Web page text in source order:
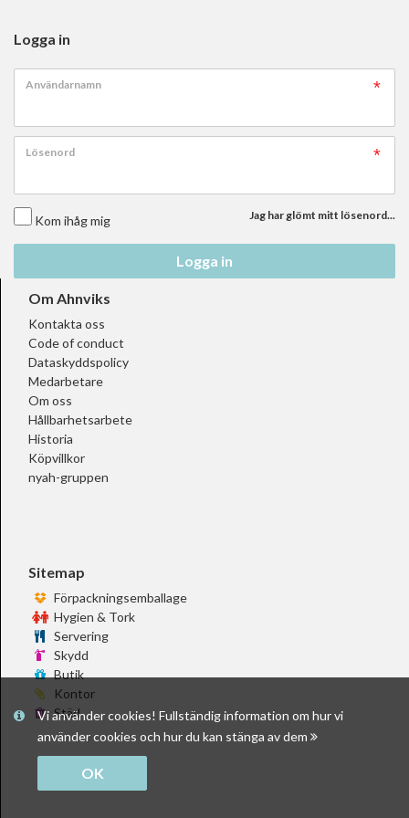
Vi använder cookies! Fullständig information om hur vi
använder cookies och hur du kan stänga av dem
OK
Logga in
Användarnamn
Lösenord
Kom ihåg mig Jag har glömt mitt lösenord...
Logga in
Om Ahnviks
Kontakta oss
Code of conduct
Dataskyddspolicy
Medarbetare
Om oss
Hållbarhetsarbete
Historia
Köpvillkor
nyah-gruppen
Sitemap
Förpackningsemballage
Hygien & Tork
Servering
Skydd
Butik
Kontor
Städ